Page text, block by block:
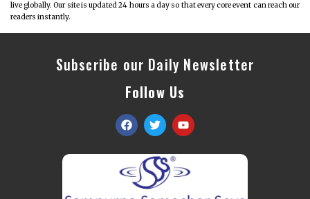
live globally. Our site is updated 24 hours a day so that every core event can reach our
readers instantly.
Subscribe our Daily Newsletter
Follow Us